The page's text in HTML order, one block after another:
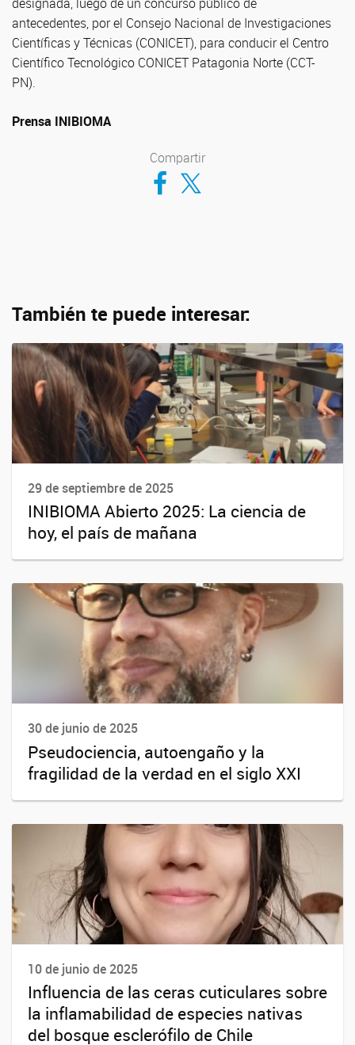
antecedentes, por el Consejo Nacional de Investigaciones
Científicas y Técnicas (CONICET), para conducir el Centro
Científico Tecnológico CONICET Patagonia Norte (CCT-
PN).
Prensa INIBIOMA
Compartir
Compartir en Facebook
Compartir en Twitter
También te puede interesar:
29 de septiembre de 2025
INIBIOMA Abierto 2025: La ciencia de
hoy, el país de mañana
30 de junio de 2025
Pseudociencia, autoengaño y la
fragilidad de la verdad en el siglo XXI
10 de junio de 2025
Influencia de las ceras cuticulares sobre
la inflamabilidad de especies nativas
del bosque esclerófilo de Chile